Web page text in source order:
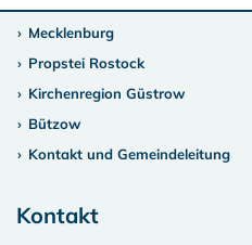
Mecklenburg
Propstei Rostock
Kirchenregion Güstrow
Bützow
Kontakt und Gemeindeleitung
Kontakt